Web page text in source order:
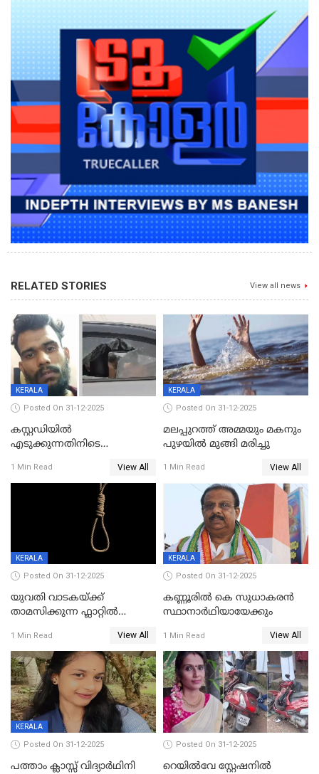
RELATED STORIES View all news
KERALA
Posted On 31-12-2025
കസ്റ്റഡിയിൽ
എടുക്കുന്നതിനിടെ
വധശ്രമക്കേസ് പ്രതി പിടിയിൽ
1 Min Read View All
KERALA
Posted On 31-12-2025
മലപ്പുറത്ത് അമ്മയും മകനും
പുഴയിൽ മുങ്ങി മരിച്ചു
1 Min Read View All
KERALA
Posted On 31-12-2025
യുവതി വാടകയ്ക്ക്
താമസിക്കുന്ന ഫ്ലാറ്റില്‍
സംഭവം കൈതപ്പൊയിലില്‍
1 Min Read View All
KERALA
Posted On 31-12-2025
കണ്ണൂരിൽ കെ സുധാകരൻ
സ്ഥാനാർഥിയായേക്കും
1 Min Read View All
KERALA
Posted On 31-12-2025
പത്താം ക്ലാസ്സ് വിദ്യാര്‍ഥിനി
Posted On 31-12-2025
റെയിൽവേ സ്റ്റേഷനിൽ